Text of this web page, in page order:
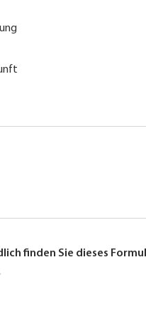
finden Sie dieses